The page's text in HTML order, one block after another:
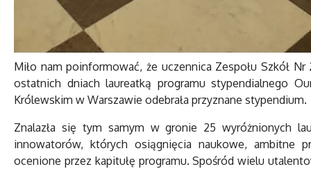
Miło nam poinformować, że uczennica Zespołu Szkół
ostatnich dniach laureatką programu stypendialnego
Królewskim w Warszawie odebrała przyznane stypendium.
Znalazła się tym samym w gronie 25 wyróżnionych
innowatorów, których osiągnięcia naukowe, ambitne
ocenione przez kapitułę programu. Spośród wielu